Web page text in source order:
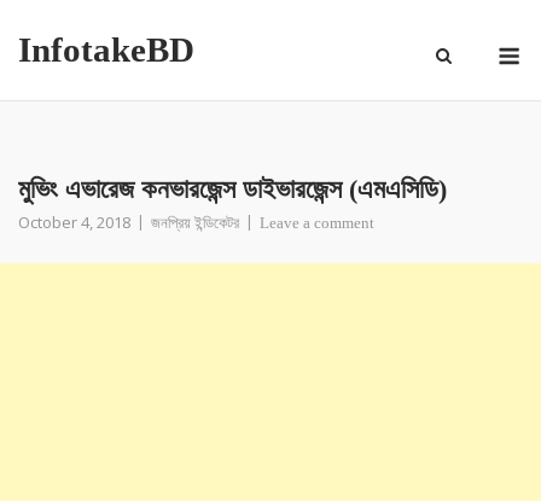
InfotakeBD
মুভিং এভারেজ কনভারজেন্স ডাইভারজেন্স (এমএসিডি)
October 4, 2018 জনপ্রিয় ইন্ডিকেটর Leave a comment